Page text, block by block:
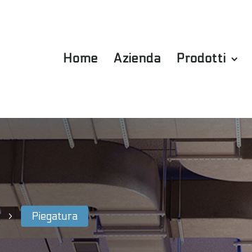
Home Azienda Prodotti
5 Piegatura